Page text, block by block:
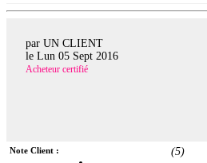
par UN CLIENT
le Lun 05 Sept 2016
Acheteur certifié
Note Client : (5)